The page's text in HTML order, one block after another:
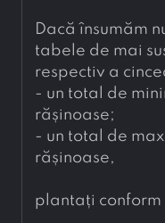
Dacă însumăm
tabele de mai
respectiv a
- un total de
rășinoase;
- un total de
rășinoase,
plantați conform